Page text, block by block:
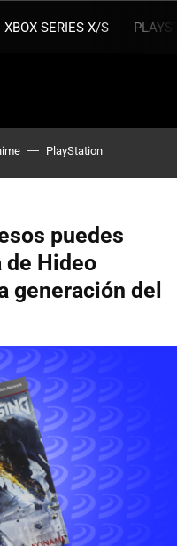
XBOX SERIES X/S
PlayStation
puedes
Hideo
generación del